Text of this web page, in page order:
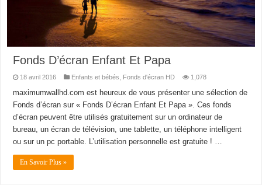
Fonds D’écran Enfant Et Papa
18 avril 2016 Enfants et bébés Fonds d'écran HD 1,078
maximumwallhd.com est heureux de vous présenter une sélection de
Fonds d’écran sur « Fonds D’écran Enfant Et Papa ». Ces fonds
d’écran peuvent être utilisés gratuitement sur un ordinateur de
bureau, un écran de télévision, une tablette, un téléphone intelligent
ou sur un pc portable. L’utilisation personnelle est gratuite ! …
En Savoir Plus »